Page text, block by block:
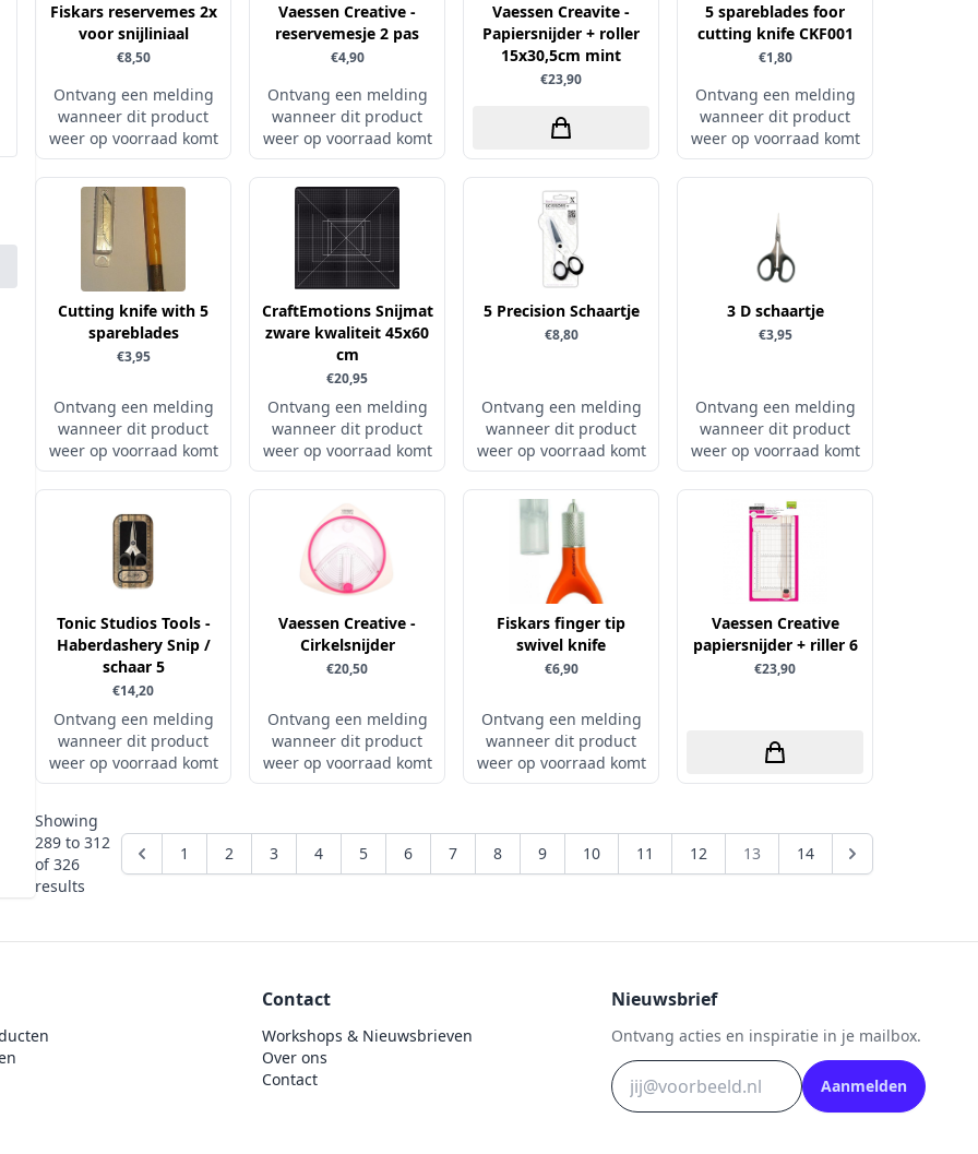
Fiskars reservemes 2x
voor snijliniaal
€8,50
Ontvang een melding
wanneer dit product
weer op voorraad komt
Vaessen Creative -
reservemesje 2 pas
€4,90
Ontvang een melding
wanneer dit product
weer op voorraad komt
Vaessen Creavite -
Papiersnijder + roller
15x30,5cm mint
€23,90
5 spareblades foor
cutting knife CKF001
€1,80
Ontvang een melding
wanneer dit product
weer op voorraad komt
Cutting knife with 5
spareblades
€3,95
Ontvang een melding
wanneer dit product
weer op voorraad komt
CraftEmotions Snijmat
zware kwaliteit 45x60
cm
€20,95
Ontvang een melding
wanneer dit product
weer op voorraad komt
5 Precision Schaartje
€8,80
Ontvang een melding
wanneer dit product
weer op voorraad komt
3 D schaartje
€3,95
Ontvang een melding
wanneer dit product
weer op voorraad komt
Tonic Studios Tools -
Haberdashery Snip /
schaar 5
€14,20
Ontvang een melding
wanneer dit product
weer op voorraad komt
Vaessen Creative -
Cirkelsnijder
€20,50
Ontvang een melding
wanneer dit product
weer op voorraad komt
Fiskars finger tip
swivel knife
€6,90
Ontvang een melding
wanneer dit product
weer op voorraad komt
Vaessen Creative
papiersnijder + riller 6
€23,90
Showing
289 to 312
of326
results
1 2 3 4 5 6 7 8 9 10 11 12 13 14
Contact
Workshops & Nieuwsbrieven
Over ons
Contact
Nieuwsbrief
Ontvang acties en inspiratie in je mailbox.
Aanmelden